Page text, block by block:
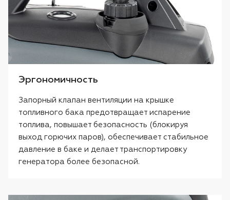
Эргономичность
Запорный клапан вентиляции на крышке
топливного бака предотвращает испарение
топлива, повышает безопасность (блокируя
выход горючих паров), обеспечивает стабильное
давление в баке и делает транспортировку
генератора более безопасной.